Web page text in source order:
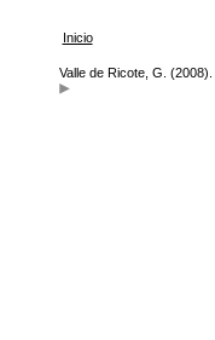
Inicio
Valle de Ricote, G. (2008).